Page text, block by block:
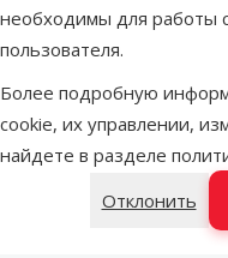
необходимы для работы
пользователя.
Более подробную
cookie, их управлении,
найдете в разделе
Отклонить
Вид консерв
Возраст кошки
Бренд
Номер в каталоге
EAN